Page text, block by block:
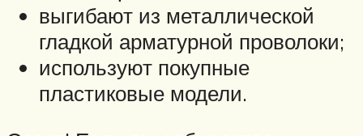
выгибают из металлической
гладкой арматурной проволоки;
используют покупные
пластиковые модели.